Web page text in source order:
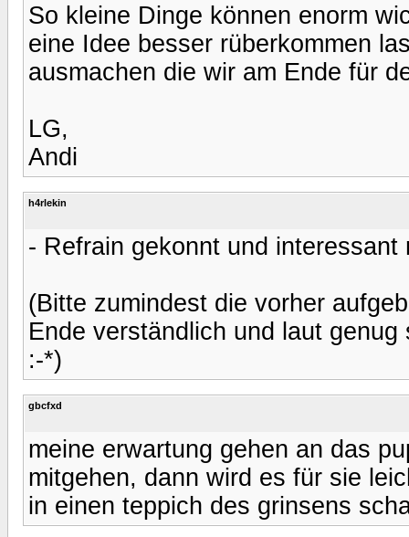
So kleine Dinge können enorm
eine Idee besser rüberkommen
ausmachen die wir am Ende für
LG,
Andi
h4rlekin
- Refrain gekonnt und interessant
(Bitte zumindest die vorher
Ende verständlich und laut
:-*)
gbcfxd
meine erwartung gehen an das
mitgehen, dann wird es für sie
in einen teppich des grinsens